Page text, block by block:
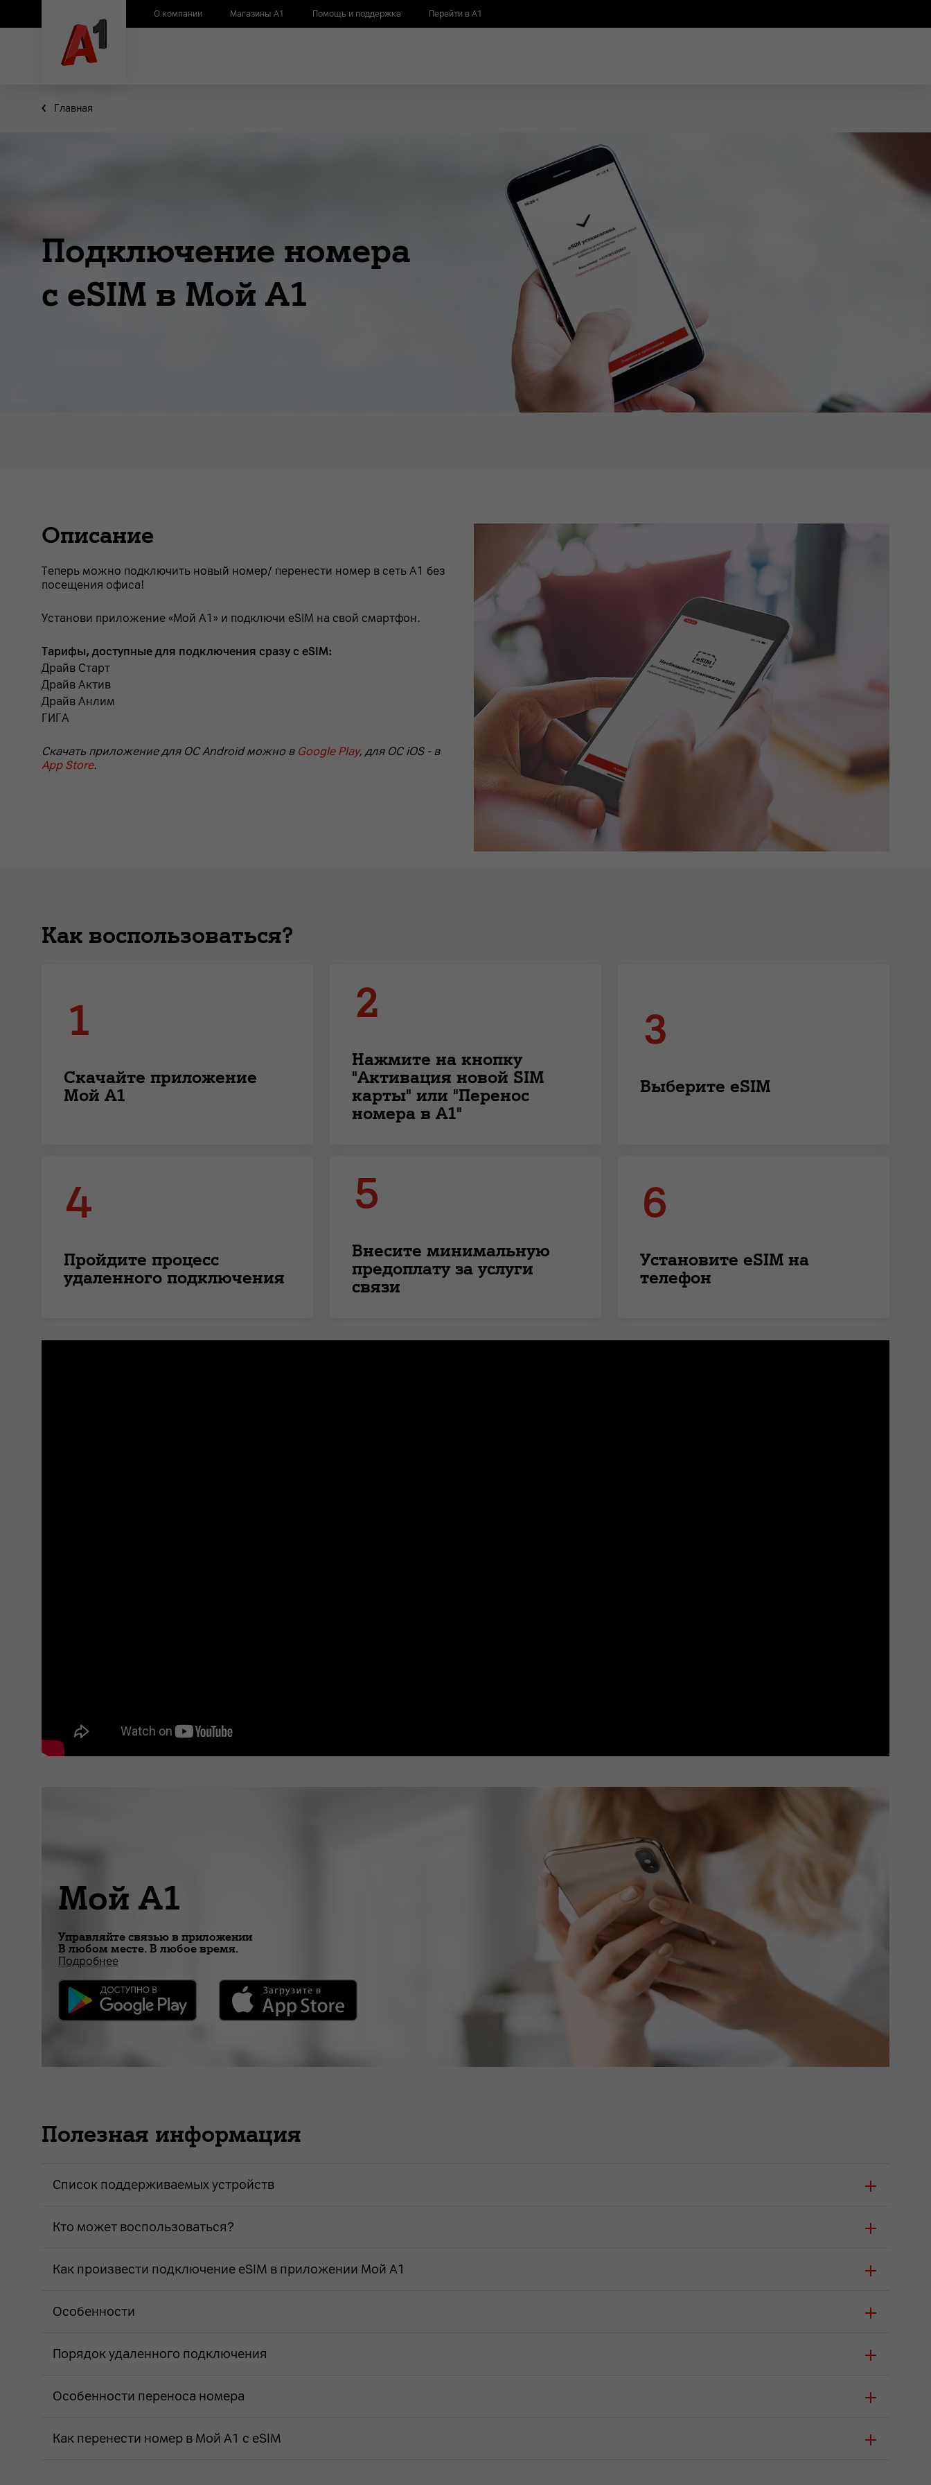
О компании Магазины А1 Помощь и поддержка Перейти в А1
Главная
Подключение номера
с eSIM в Мой А1
Описание
Теперь можно подключить новый номер/ перенести номер в сеть А1 без
посещения офиса!
Установи приложение «Мой А1» и подключи eSIM на свой смартфон.
Тарифы, доступные для подключения сразу с eSIM:
Драйв Старт
Драйв Актив
Драйв Анлим
ГИГА
Скачать приложение для ОС Android можно в Google Play, для ОС iOS - в
App Store.
Как воспользоваться?
Скачайте приложение
Мой А1
Нажмите на кнопку
"Активация новой SIM
карты" или "Перенос
номера в А1"
Выберите eSIM
Пройдите процесс
удаленного подключения
Внесите минимальную
предоплату за услуги
связи
Установите eSIM на
телефон
Мой А1
Управляйте связью в приложении
В любом месте. В любое время.
Подробнее
Полезная информация
Список поддерживаемых устройств
Кто может воспользоваться?
Как произвести подключение eSIM в приложении Мой А1
Особенности
Порядок удаленного подключения
Особенности переноса номера
Как перенести номер в Мой А1 с eSIM